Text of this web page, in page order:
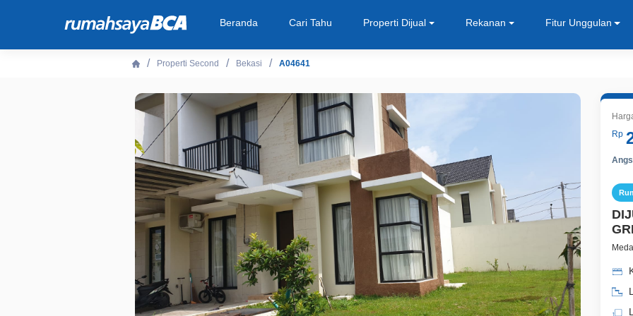
Beranda Cari Tahu Properti Dijual Rekanan Fitur Unggulan
Properti Second Bekasi A04641
Rp